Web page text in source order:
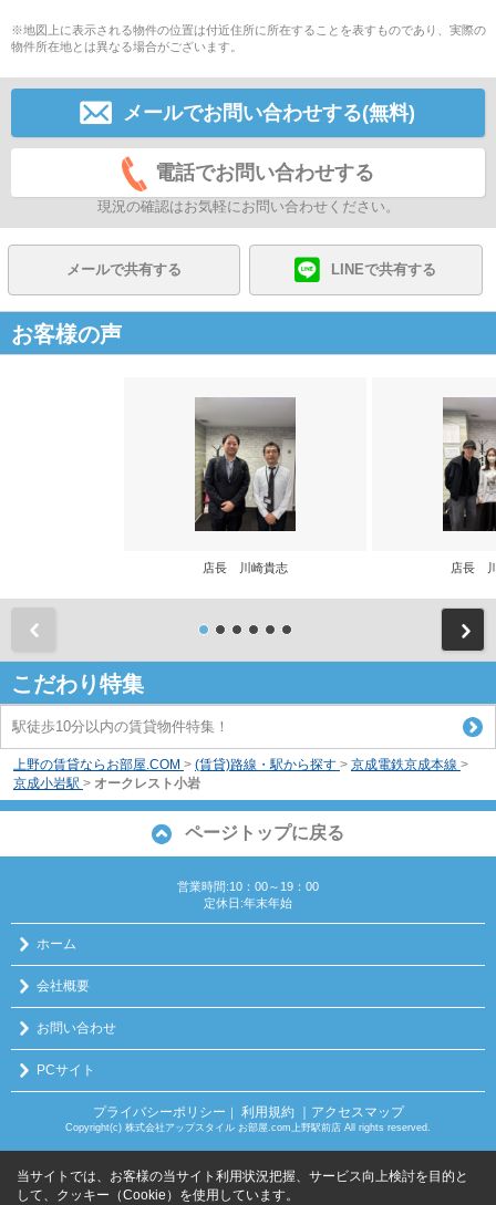
※地図上に表示される物件の位置は付近住所に所在することを表すものであり、実際の
物件所在地とは異なる場合がございます。
メールでお問い合わせする(無料)
電話でお問い合わせする
現況の確認はお気軽にお問い合わせください。
メールで共有する LINEで共有する
お客様の声
店長 川崎貴志 店長
こだわり特集
駅徒歩10分以内の賃貸物件特集！
上野の賃貸ならお部屋.COM > (賃貸)路線・駅から探す > 京成電鉄京成本線 >
京成小岩駅 > オークレスト小岩
ページトップに戻る
営業時間:10：00～19：00
定休日:年末年始
ホーム
会社概要
お問い合わせ
PCサイト
プライバシーポリシー 利用規約 ｜アクセスマップ
Copyright(c) 株式会社アップスタイル お部屋.com上野駅前店 All rights reserved.
当サイトでは、お客様の当サイト利用状況把握、サービス向上検討を目的と
して、クッキー（Cookie）を使用しています。